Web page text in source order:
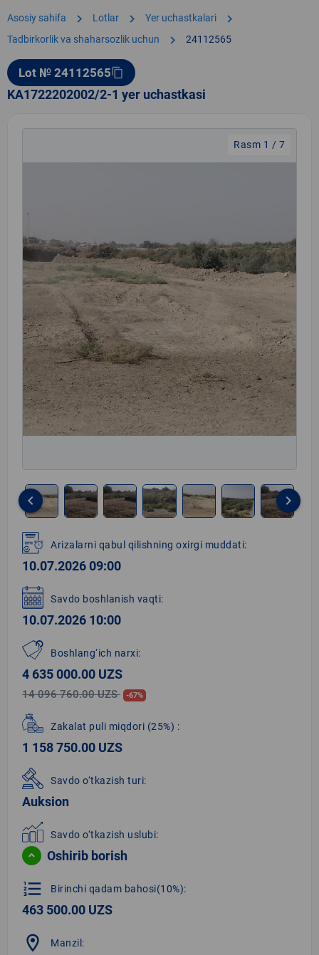
Asosiy sahifa chevron_right Lotlar chevron_right Yer uchastkalari chevron_right
Tadbirkorlik va shaharsozlik uchun chevron_right 24112565
Lot № 24112565content_copy
KA1722202002/2-1 yer uchastkasi
Rasm 1 / 7
1
of
7
keyboard_arrow_left keyboard_arrow_right
Arizalarni qabul qilishning oxirgi muddati:
10.07.2026 09:00
Savdo boshlanish vaqti:
10.07.2026 10:00
Boshlang‘ich narxi:
4 635 000.00 UZS
14 096 760.00 UZS -67%
Zakalat puli miqdori (25%) :
1 158 750.00 UZS
Savdo o‘tkazish turi:
Auksion
Savdo o‘tkazish uslubi:
Oshirib borish
format_list_numbered Birinchi qadam bahosi(10%):
463 500.00 UZS
location_on Manzil: